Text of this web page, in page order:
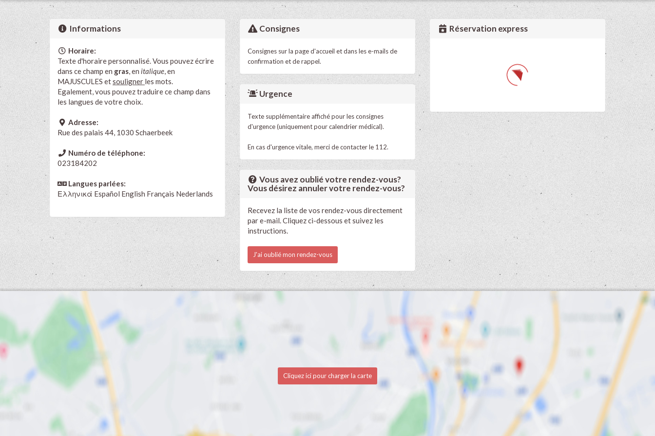
Informations
Horaire:
Texte d'horaire personnalisé. Vous pouvez écrire
dans ce champ en gras , en italique , en
MAJUSCULES etsouligner les mots.
Egalement, vous pouvez traduire ce champ dans
les langues de votre choix.
Adresse:
Rue des palais 44, 1030 Schaerbeek
Numéro de téléphone:
023184202
Langues parlées:
Ελληνικά Español English Français Nederlands
Consignes
Consignes sur la page d'accueil et dans les e-mails de
confirmation et de rappel.
Urgence
Texte supplémentaire affiché pour les consignes
d'urgence (uniquement pour calendrier médical).
En cas d'urgence vitale, merci de contacter le 112.
Vous avez oublié votre rendez-vous?
Vous désirez annuler votre rendez-vous?
Recevez la liste de vos rendez-vous directement
par e-mail. Cliquez ci-dessous et suivez les
instructions.
J'ai oublié mon rendez-vous
Réservation express
Cliquez ici pour charger la carte